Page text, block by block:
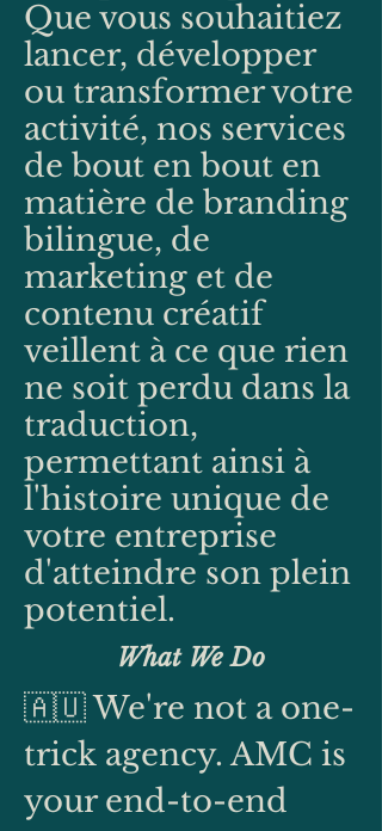
Que vous souhaitiez
lancer, développer
ou transformer votre
activité, nos services
de bout en bout en
matière de branding
bilingue, de
marketing et de
contenu créatif
veillent à ce que rien
ne soit perdu dans la
traduction,
permettant ainsi à
l'histoire unique de
votre entreprise
d'atteindre son plein
potentiel.
What We Do
🇦🇺 We're not a one-
trick agency. AMC is
your end-to-end